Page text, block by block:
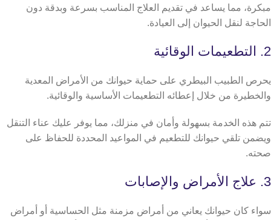
مبكرة، مما يساعد في تقديم العلاج المناسب بسرعة وبدقة دون
الحاجة لنقل الحيوان إلى العيادة.
2. التطعيمات الوقائية
يحرص الطبيب البيطري على حماية حيوانك من الأمراض المعدية
والخطيرة من خلال إعطائه التطعيمات الأساسية والوقائية.
تتم هذه الخدمة بسهولة وأمان في منزلك، مما يوفر عليك عناء التنقل
ويضمن تلقي حيوانك للتطعيم في المواعيد المحددة للحفاظ على
صحته.
3. علاج الأمراض والإصابات
سواء كان حيوانك يعاني من أمراض مزمنة مثل الحساسية أو أمراض